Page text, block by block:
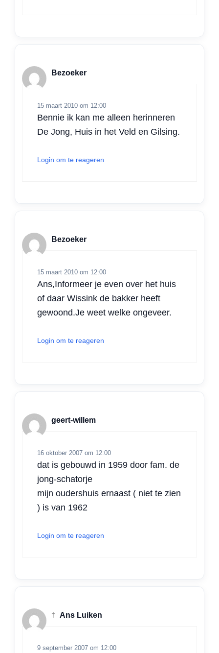
Bezoeker
15 maart 2010 om 12:00
Bennie ik kan me alleen herinneren
De Jong, Huis in het Veld en Gilsing.
Login om te reageren
Bezoeker
15 maart 2010 om 12:00
Ans,Informeer je even over het huis
of daar Wissink de bakker heeft
gewoond.Je weet welke ongeveer.
Login om te reageren
geert-willem
16 oktober 2007 om 12:00
dat is gebouwd in 1959 door fam. de
jong-schatorje
mijn oudershuis ernaast ( niet te zien
) is van 1962
Login om te reageren
† Ans Luiken
9 september 2007 om 12:00